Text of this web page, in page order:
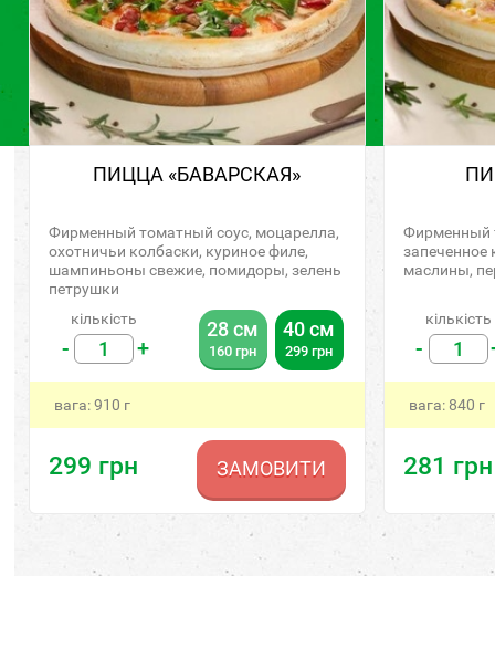
ПИЦЦА «БАВАРСКАЯ»
Фирменный томатный соус, моцарелла,
охотничьи колбаски, куриное филе,
шампиньоны свежие, помидоры, зелень
петрушки
кількість
- +
28 см
160 грн
40 см
299 грн
вага:910 г
299 грн ЗАМОВИТИ
Фирменный
запеченное
маслины,
кількість
-
вага: 840 г
281 грн